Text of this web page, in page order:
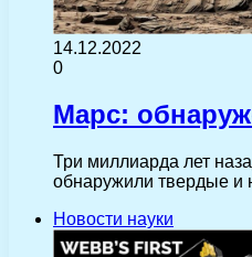
14.12.2022
0
Марс:
Три миллиарда лет
обнаружили твердые и
Новости науки